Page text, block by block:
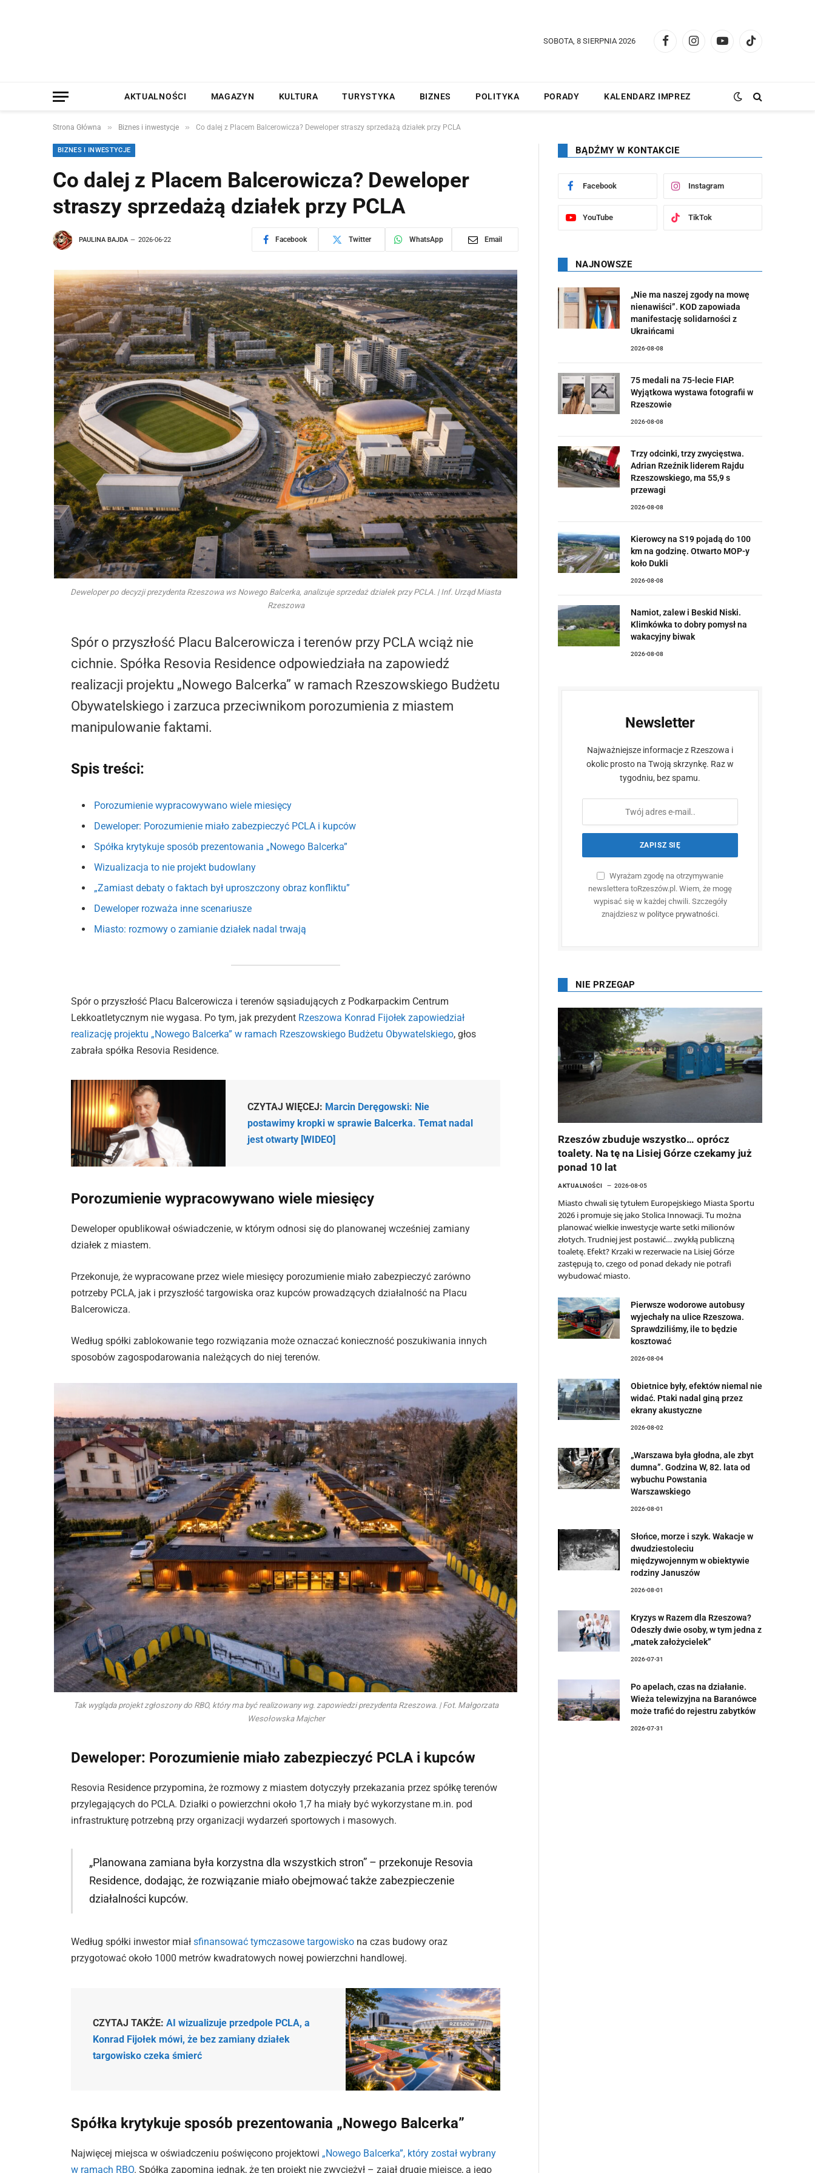
SOBOTA, 8 SIERPNIA 2026
FacebookInstagramYouTubeTikTok
AKTUALNOŚCI MAGAZYN KULTURA TURYSTYKA BIZNES POLITYKA PORADY KALENDARZ IMPREZ
Strona Główna » Biznes i inwestycje » Co dalej z Placem Balcerowicza? Deweloper straszy sprzedażą działek przy PCLA
BIZNES I INWESTYCJE
Co dalej z Placem Balcerowicza? Deweloper
straszy sprzedażą działek przy PCLA
PAULINA BAJDA 2026-06-22 Facebook Twitter WhatsApp Email
Deweloper po decyzji prezydenta Rzeszowa ws Nowego Balcerka, analizuje sprzedaż działek przy PCLA. | Inf. Urząd Miasta
Rzeszowa
Spór o przyszłość Placu Balcerowicza i terenów przy PCLA wciąż nie
cichnie. Spółka Resovia Residence odpowiedziała na zapowiedź
realizacji projektu „Nowego Balcerka” w ramach Rzeszowskiego Budżetu
Obywatelskiego i zarzuca przeciwnikom porozumienia z miastem
manipulowanie faktami.
Spis treści:
Porozumienie wypracowywano wiele miesięcy
Deweloper: Porozumienie miało zabezpieczyć PCLA i kupców
Spółka krytykuje sposób prezentowania „Nowego Balcerka”
Wizualizacja to nie projekt budowlany
„Zamiast debaty o faktach był uproszczony obraz konfliktu”
Deweloper rozważa inne scenariusze
Miasto: rozmowy o zamianie działek nadal trwają
Spór o przyszłość Placu Balcerowicza i terenów sąsiadujących z Podkarpackim Centrum
Lekkoatletycznym nie wygasa. Po tym, jak prezydent Rzeszowa Konrad Fijołek zapowiedział
realizację projektu „Nowego Balcerka” w ramach Rzeszowskiego Budżetu Obywatelskiego, głos
zabrała spółka Resovia Residence.
CZYTAJ WIĘCEJ: Marcin Deręgowski: Nie
postawimy kropki w sprawie Balcerka. Temat nadal
jest otwarty [WIDEO]
Porozumienie wypracowywano wiele miesięcy
Deweloper opublikował oświadczenie, w którym odnosi się do planowanej wcześniej zamiany
działek z miastem.
Przekonuje, że wypracowane przez wiele miesięcy porozumienie miało zabezpieczyć zarówno
potrzeby PCLA, jak i przyszłość targowiska oraz kupców prowadzących działalność na Placu
Balcerowicza.
Według spółki zablokowanie tego rozwiązania może oznaczać konieczność poszukiwania innych
sposobów zagospodarowania należących do niej terenów.
Tak wygląda projekt zgłoszony do RBO, który ma być realizowany wg. zapowiedzi prezydenta Rzeszowa. | Fot. Małgorzata
Wesołowska Majcher
Deweloper: Porozumienie miało zabezpieczyć PCLA i kupców
Resovia Residence przypomina, że rozmowy z miastem dotyczyły przekazania przez spółkę terenów
przylegających do PCLA. Działki o powierzchni około 1,7 ha miały być wykorzystane m.in. pod
infrastrukturę potrzebną przy organizacji wydarzeń sportowych i masowych.
„Planowana zamiana była korzystna dla wszystkich stron” – przekonuje Resovia
Residence, dodając, że rozwiązanie miało obejmować także zabezpieczenie
działalności kupców.
Według spółki inwestor miałsfinansować tymczasowe targowisko na czas budowy oraz
przygotować około 1000 metrów kwadratowych nowej powierzchni handlowej.
CZYTAJ TAKŻE:AI wizualizuje przedpole PCLA, a
Konrad Fijołek mówi, że bez zamiany działek
targowisko czeka śmierć
Spółka krytykuje sposób prezentowania „Nowego Balcerka”
Najwięcej miejsca w oświadczeniu poświęcono projektowi „Nowego Balcerka”, który został wybrany
w ramach RBO. Spółka zapomina jednak, że ten projekt nie zwyciężył – zajął drugie miejsce, a jego
BĄDŹMY W KONTAKCIE
Facebook Instagram
YouTube TikTok
NAJNOWSZE
„Nie ma naszej zgody na mowę
nienawiści”. KOD zapowiada
manifestację solidarności z
Ukraińcami
2026-08-08
75 medali na 75-lecie FIAP.
Wyjątkowa wystawa fotografii w
Rzeszowie
2026-08-08
Trzy odcinki, trzy zwycięstwa.
Adrian Rzeźnik liderem Rajdu
Rzeszowskiego, ma 55,9 s
przewagi
2026-08-08
Kierowcy na S19 pojadą do 100
km na godzinę. Otwarto MOP-y
koło Dukli
2026-08-08
Namiot, zalew i Beskid Niski.
Klimkówka to dobry pomysł na
wakacyjny biwak
2026-08-08
Newsletter
Najważniejsze informacje z Rzeszowa i
okolic prosto na Twoją skrzynkę. Raz w
tygodniu, bez spamu.
Wyrażam zgodę na otrzymywanie
newslettera toRzeszów.pl. Wiem, że mogę
wypisać się w każdej chwili. Szczegóły
znajdziesz w polityce prywatności.
NIE PRZEGAP
Rzeszów zbuduje wszystko… oprócz
toalety. Na tę na Lisiej Górze czekamy już
ponad 10 lat
AKTUALNOŚCI 2026-08-05
Miasto chwali się tytułem Europejskiego Miasta Sportu
2026 i promuje się jako Stolica Innowacji. Tu można
planować wielkie inwestycje warte setki milionów
złotych. Trudniej jest postawić… zwykłą publiczną
toaletę. Efekt? Krzaki w rezerwacie na Lisiej Górze
zastępują to, czego od ponad dekady nie potrafi
wybudować miasto.
Pierwsze wodorowe autobusy
wyjechały na ulice Rzeszowa.
Sprawdziliśmy, ile to będzie
kosztować
2026-08-04
Obietnice były, efektów niemal nie
widać. Ptaki nadal giną przez
ekrany akustyczne
2026-08-02
„Warszawa była głodna, ale zbyt
dumna”. Godzina W, 82. lata od
wybuchu Powstania
Warszawskiego
2026-08-01
Słońce, morze i szyk. Wakacje w
dwudziestoleciu
międzywojennym w obiektywie
rodziny Januszów
2026-08-01
Kryzys w Razem dla Rzeszowa?
Odeszły dwie osoby, w tym jedna z
„matek założycielek”
2026-07-31
Po apelach, czas na działanie.
Wieża telewizyjna na Baranówce
może trafić do rejestru zabytków
2026-07-31